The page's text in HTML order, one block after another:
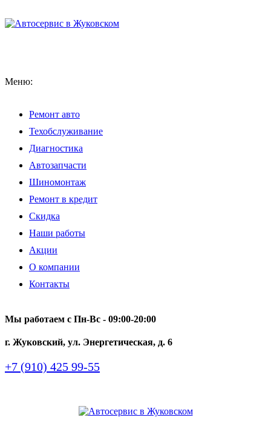
Меню:
Ремонт авто
Техобслуживание
Диагностика
Автозапчасти
Шиномонтаж
Ремонт в кредит
Скидка
Наши работы
Акции
О компании
Контакты
Мы работаем с Пн-Вc - 09:00-20:00
г. Жуковский, ул. Энергетическая, д. 6
+7 (910) 425 99-55